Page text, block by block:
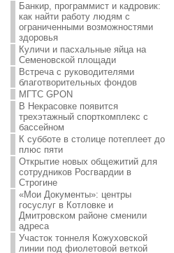
Банкир, программист и кадровик:
как найти работу людям с
ограниченными возможностями
здоровья
Куличи и пасхальные яйца на
Семеновской площади
Встреча с руководителями
благотворительных фондов
МГТС GPON
В Некрасовке появится
трехэтажный спорткомплекс с
бассейном
К субботе в столице потеплеет до
плюс пяти
Открытие новых общежитий для
сотрудников Росгвардии в
Строгине
«Мои Документы»: центры
госуслуг в Котловке и
Дмитровском районе сменили
адреса
Участок тоннеля Кожуховской
линии под фиолетовой веткой